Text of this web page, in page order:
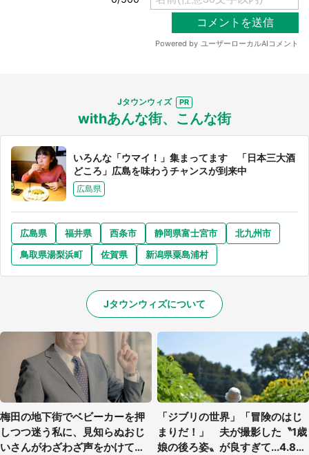
Jタウンウィズ
withあんな街、こんな街
いろんな「ウマイ！」集まってます 「日本三大酒
どころ」広島を味わうチャンスが到来中
広島県
広島県 福井県 西条市 静岡県富士宮市
北九州市
鳥取県湯梨浜町
佐賀県 新潟県粟島浦村
Jタウンウィズについて
梅田の地下街でベビーカーを押
しつつ迷う私に、見知らぬおじ
いさんがわざわざ声をかけてき
「ジブリの世界」「冒険のはじ
まりだ！」 夫が撮影した〝1歳
娘の後ろ姿〟が良すぎて...4.8万